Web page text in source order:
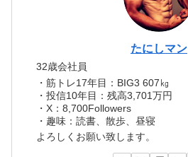
たにしマン
32歳会社員
・筋トレ17年目：BIG3 607㎏
・投信10年目：残高3,701万円
・X：8,700Followers
・趣味：読書、散歩、昼寝
よろしくお願い致します。